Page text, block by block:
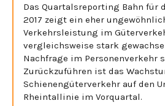
Das Quartalsreporting Bahn für
2017 zeigt ein eher
Verkehrsleistung im
vergleichsweise stark
Nachfrage im Personenverkehr
Zurückzuführen ist das
Schienengüterverkehr auf den
Rheintallinie im Vorquartal.